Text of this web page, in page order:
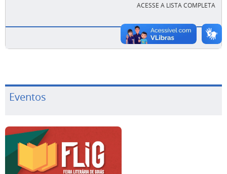
ACESSE A LISTA COMPLETA
Eventos